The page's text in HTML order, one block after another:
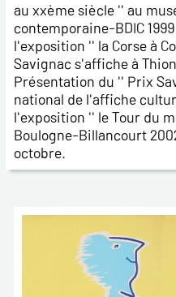
au xxème siècle '' au
contemporaine-BDIC
l'exposition '' la Corse à
Savignac s'affiche à
Présentation du '' Prix
national de l'affiche
l'exposition '' le Tour du
Boulogne-Billancourt
octobre.